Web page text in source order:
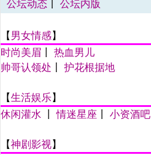
公坛动态
公坛内版
【 男女情感】
时尚美眉
热血男儿
帅哥认领处
护花根据地
【生活娱乐】
休闲灌水 丨情迷星座 小资酒吧
【神剧影视】